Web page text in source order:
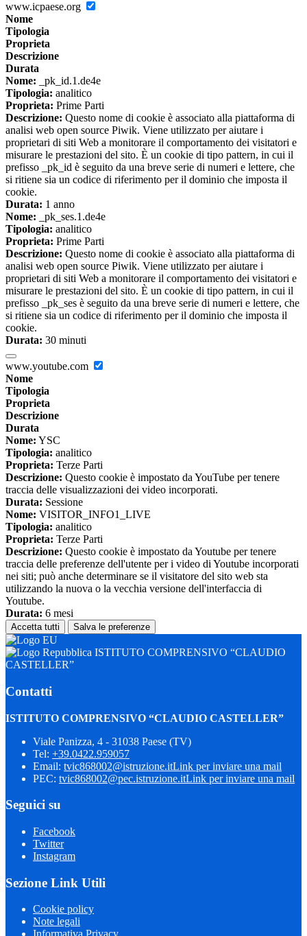
www.icpaese.org
Nome
Tipologia
Proprieta
Descrizione
Durata
Nome: _pk_id.1.de4e
Tipologia: analitico
Proprieta: Prime Parti
Descrizione: Questo nome di cookie è associato alla piattaforma di
analisi web open source Piwik. Viene utilizzato per aiutare i
proprietari di siti Web a monitorare il comportamento dei visitatori e
misurare le prestazioni del sito. È un cookie di tipo pattern, in cui il
prefisso _pk_id è seguito da una breve serie di numeri e lettere, che
si ritiene sia un codice di riferimento per il dominio che imposta il
cookie.
Durata: 1 anno
Nome: _pk_ses.1.de4e
Tipologia: analitico
Proprieta: Prime Parti
Descrizione: Questo nome di cookie è associato alla piattaforma di
analisi web open source Piwik. Viene utilizzato per aiutare i
proprietari di siti Web a monitorare il comportamento dei visitatori e
misurare le prestazioni del sito. È un cookie di tipo pattern, in cui il
prefisso _pk_ses è seguito da una breve serie di numeri e lettere, che
si ritiene sia un codice di riferimento per il dominio che imposta il
cookie.
Durata: 30 minuti
www.youtube.com
Nome
Tipologia
Proprieta
Descrizione
Durata
Nome: YSC
Tipologia: analitico
Proprieta: Terze Parti
Descrizione: Questo cookie è impostato da YouTube per tenere
traccia delle visualizzazioni dei video incorporati.
Durata: Sessione
Nome: VISITOR_INFO1_LIVE
Tipologia: analitico
Proprieta: Terze Parti
Descrizione: Questo cookie è impostato da Youtube per tenere
traccia delle preferenze dell'utente per i video di Youtube incorporati
nei siti; può anche determinare se il visitatore del sito web sta
utilizzando la nuova o la vecchia versione dell'interfaccia di
Youtube.
Durata: 6 mesi
Accetta tutti Salva le preferenze
ISTITUTO COMPRENSIVO “CLAUDIO
CASTELLER”
Contatti
ISTITUTO COMPRENSIVO “CLAUDIO CASTELLER”
Viale Panizza, 4 - 31038 Paese (TV)
Tel: +39.0422.959057
Email: tvic868002@istruzione.itLink per inviare una mail
PEC: tvic868002@pec.istruzione.itLink per inviare una mail
Seguici su
Facebook
Twitter
Instagram
Sezione Link Utili
Cookie policy
Note legali